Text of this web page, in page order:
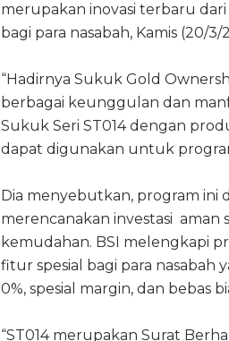
merupakan inovasi terbaru
bagi para nasabah, Kamis (20/3/
“Hadirnya Sukuk Gold
berbagai keunggulan dan
Sukuk Seri ST014 dengan
dapat digunakan untuk
Dia menyebutkan, program
merencanakan investasi
kemudahan. BSI melengkapi
fitur spesial bagi para nasabah
0%, spesial margin, dan bebas
“ST014 merupakan Surat